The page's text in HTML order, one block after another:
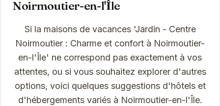
Noirmoutier-en-l'Île
Si la maisons de vacances 'Jardin - Centre
Noirmoutier : Charme et confort à Noirmoutier-
en-l'Île' ne correspond pas exactement à vos
attentes, ou si vous souhaitez explorer d'autres
options, voici quelques suggestions d'hôtels et
d'hébergements variés à Noirmoutier-en-l'Île.